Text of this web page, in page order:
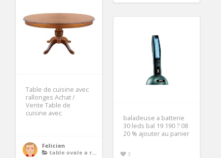
Table de cuisine avec
rallonges Achat /
Vente Table de
cuisine avec
Felicien
table ovale a rallonge
baladeuse a batterie
30 leds bal 19 190 ? 08
20 % ajouter au panier
3